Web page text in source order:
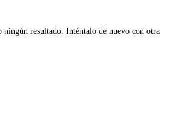
ningún resultado. Inténtalo de nuevo con otra